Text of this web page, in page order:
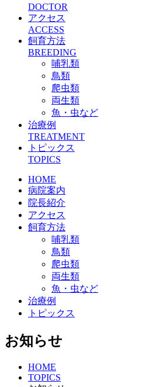
DOCTOR
アクセス
ACCESS
飼育方法
BREEDING
哺乳類
鳥類
爬虫類
両生類
魚・虫など
治療例
TREATMENT
トピックス
TOPICS
HOME
病院案内
院長紹介
アクセス
飼育方法
哺乳類
鳥類
爬虫類
両生類
魚・虫など
治療例
トピックス
お知らせ
HOME
TOPICS